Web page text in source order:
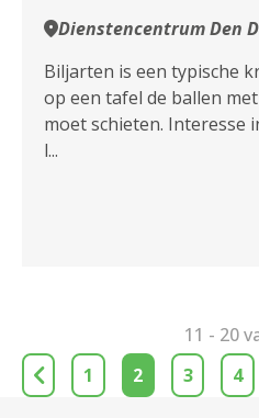
Dienstencentrum Den
Biljarten is een typische
op een tafel de ballen
moet schieten. Interesse
l...
11 - 20
1
2 3 4